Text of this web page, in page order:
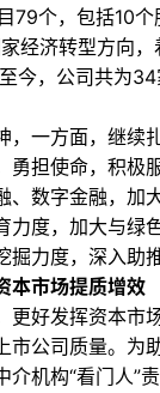
79个，包括10
经济转型方向
今，公司共为
一方面，继续
担使命，积极
数字金融，加
度，加大与绿
力度，深入助
本市场提质增效
好发挥资本市
公司质量。为
机构“看门人”